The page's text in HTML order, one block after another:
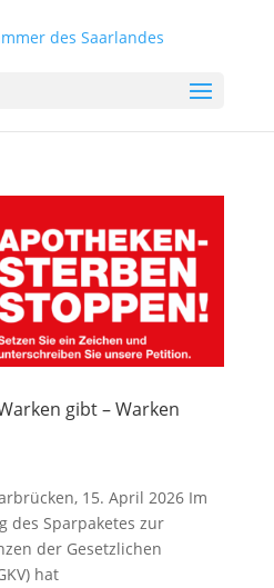
gibt – Warken
15. April 2026 Im
des Sparpaketes zur
der Gesetzlichen
hat